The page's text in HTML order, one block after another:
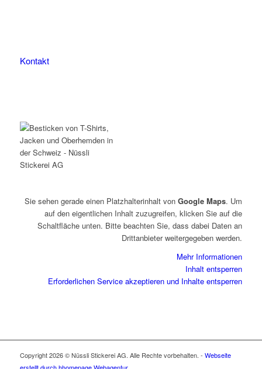
Kontakt
Sie sehen gerade einen Platzhalterinhalt vonGoogle Maps. Um
auf den eigentlichen Inhalt zuzugreifen, klicken Sie auf die
Schaltfläche unten. Bitte beachten Sie, dass dabei Daten an
Drittanbieter weitergegeben werden.
Mehr Informationen
Inhalt entsperren
Erforderlichen Service akzeptieren und Inhalte entsperren
Copyright 2026 © Nüssli Stickerei AG. Alle Rechte vorbehalten. - Webseite